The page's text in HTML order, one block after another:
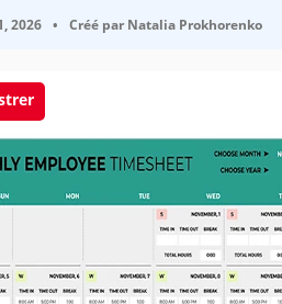
2026 • Créé par Natalia Prokhorenko